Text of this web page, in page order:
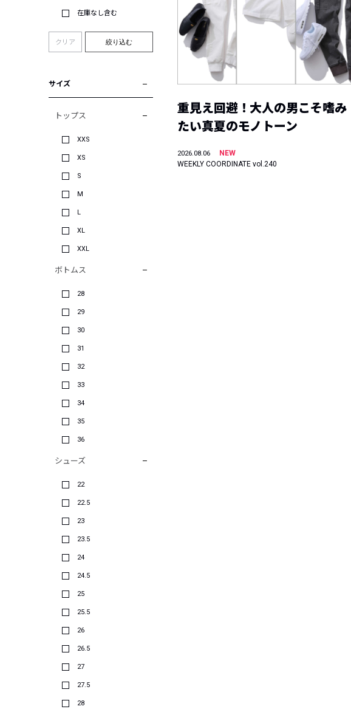
在庫なし含む
クリア 絞り込む
サイズ
トップス
XXS
XS
S
M
L
XL
XXL
ボトムス
28
29
30
31
32
33
34
35
36
シューズ
22
22.5
23
23.5
24
24.5
25
25.5
26
26.5
27
27.5
28
重見え回避！大人の男こそ嗜み
たい真夏のモノトーン
2026.08.06
NEW
WEEKLY COORDINATE vol.240